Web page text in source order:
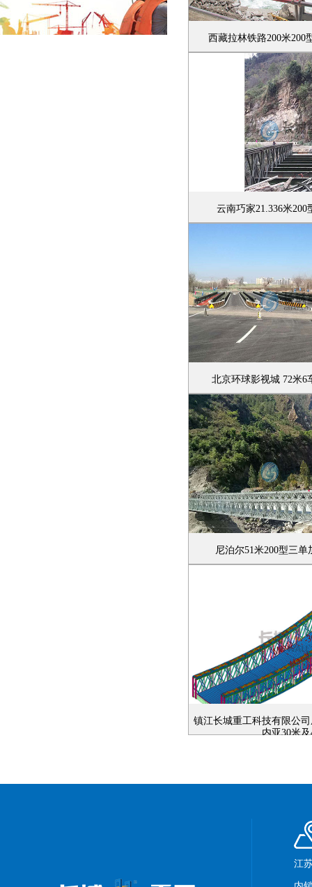
西藏拉林铁路200米200
云南巧家21.336米200
北京环球影视城 72米6
尼泊尔51米200型三
镇江长城重工科技有限公
内亚30米及
江